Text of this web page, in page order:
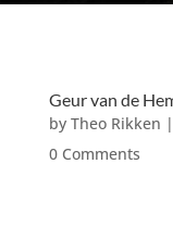
Geur van de
by Theo Rikken |
0 Comments